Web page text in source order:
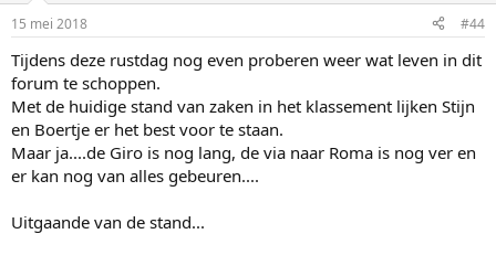
15 mei 2018 #44
Tijdens deze rustdag nog even proberen weer wat leven in dit
forum te schoppen.
Met de huidige stand van zaken in het klassement lijken Stijn
en Boertje er het best voor te staan.
Maar ja....de Giro is nog lang, de via naar Roma is nog ver en
er kan nog van alles gebeuren....
Uitgaande van de stand...